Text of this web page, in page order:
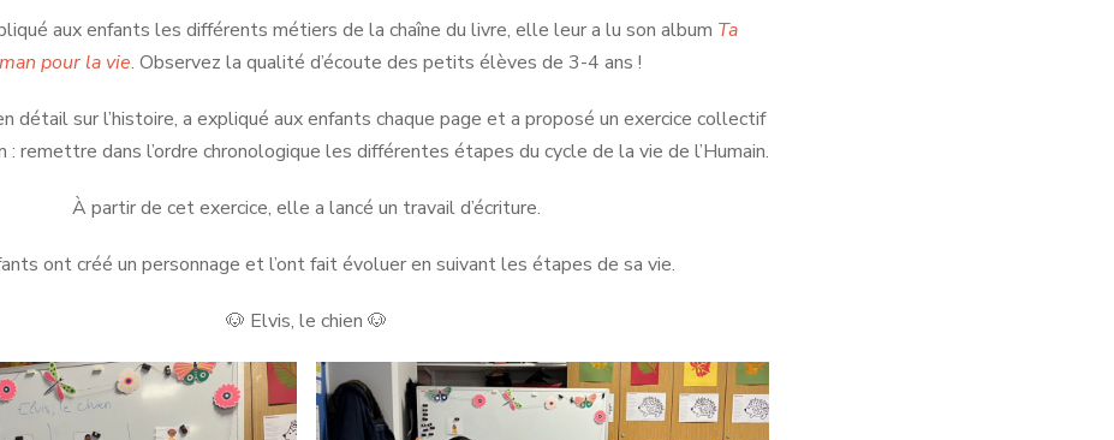
aux enfants les différents métiers de la chaîne du livre, elle leur a lu son album Ta
pour la vie. Observez la qualité d’écoute des petits élèves de 3-4 ans !
détail sur l’histoire, a expliqué aux enfants chaque page et a proposé un exercice collectif
: remettre dans l’ordre chronologique les différentes étapes du cycle de la vie de l’Humain.
À partir de cet exercice, elle a lancé un travail d’écriture.
ont créé un personnage et l’ont fait évoluer en suivant les étapes de sa vie.
🐶 Elvis, le chien 🐶